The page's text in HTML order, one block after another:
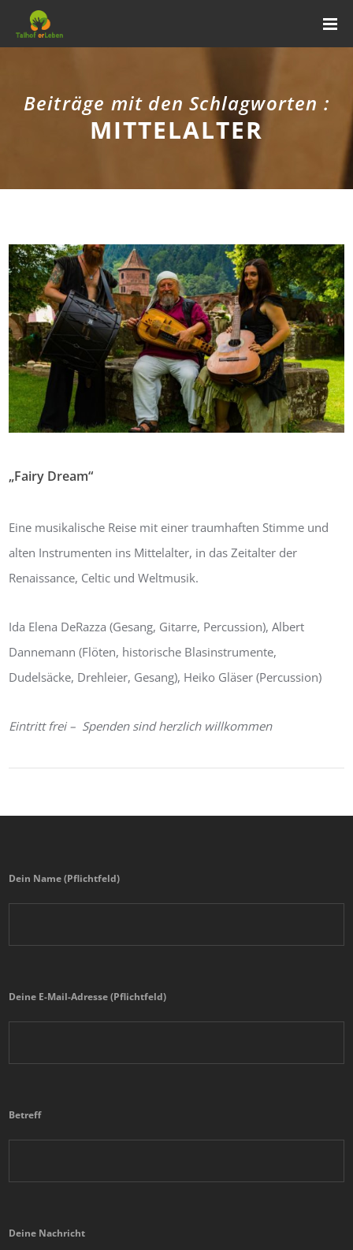
Beiträge mit den Schlagworten :
MITTELALTER
„Fairy Dream“
Eine musikalische Reise mit einer traumhaften Stimme und
alten Instrumenten ins Mittelalter, in das Zeitalter der
Renaissance, Celtic und Weltmusik.
Ida Elena DeRazza (Gesang, Gitarre, Percussion), Albert
Dannemann (Flöten, historische Blasinstrumente,
Dudelsäcke, Drehleier, Gesang), Heiko Gläser (Percussion)
Eintritt frei – Spenden sind herzlich willkommen
Dein Name (Pflichtfeld)
Deine E-Mail-Adresse (Pflichtfeld)
Betreff
Deine Nachricht